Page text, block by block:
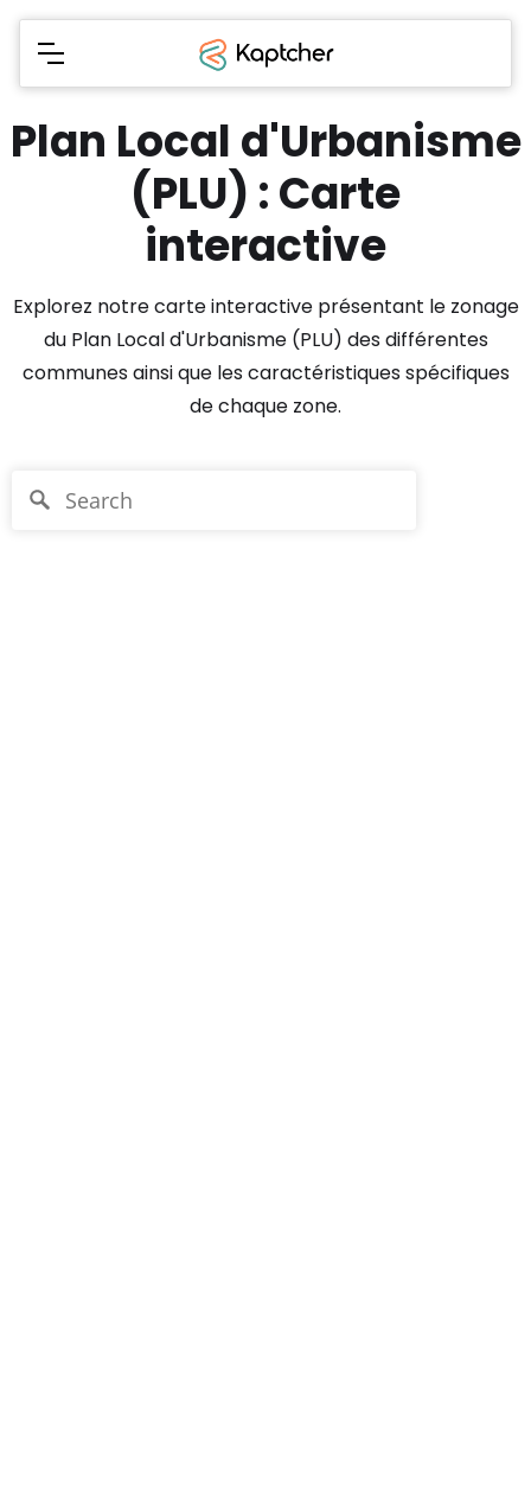
Plan Local d'Urbanisme
(PLU) : Carte
interactive
Explorez notre carte interactive présentant le zonage
du Plan Local d'Urbanisme (PLU) des différentes
communes ainsi que les caractéristiques spécifiques
de chaque zone.